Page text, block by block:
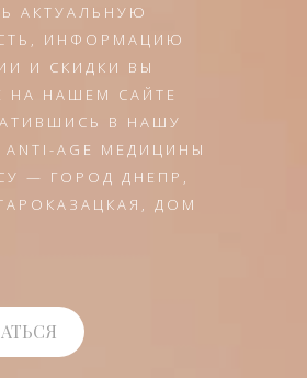
АКТУАЛЬНУЮ
ИНФОРМАЦИЮ
И СКИДКИ ВЫ
НА НАШЕМ САЙТЕ
В НАШУ
AGE МЕДИЦИНЫ
— ГОРОД ДНЕПР,
ДОМ